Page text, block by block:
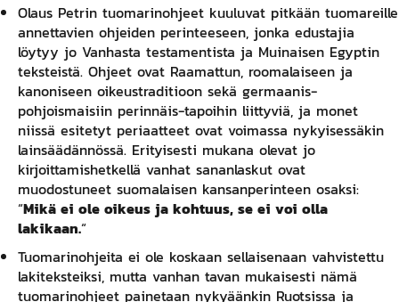
Olaus Petrin tuomarinohjeet kuuluvat pitkään tuomareille
annettavien ohjeiden perinteeseen, jonka edustajia
löytyy jo Vanhasta testamentista ja Muinaisen Egyptin
teksteistä. Ohjeet ovat Raamattun, roomalaiseen ja
kanoniseen oikeustraditioon sekä germaanis-
pohjoismaisiin perinnäis-tapoihin liittyviä, ja monet
niissä esitetyt periaatteet ovat voimassa nykyisessäkin
lainsäädännössä. Erityisesti mukana olevat jo
kirjoittamishetkellä vanhat sananlaskut ovat
muodostuneet suomalaisen kansanperinteen osaksi:
“Mikä ei ole oikeus ja kohtuus, se ei voi olla
lakikaan.“
Tuomarinohjeita ei ole koskaan sellaisenaan vahvistettu
lakiteksteiksi, mutta vanhan tavan mukaisesti nämä
tuomarinohjeet painetaan nykyäänkin Ruotsissa ja